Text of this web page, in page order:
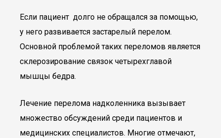
Если пациент долго не обращался за помощью,
у него развивается застарелый перелом.
Основной проблемой таких переломов является
склерозирование связок четырехглавой
мышцы бедра.
Лечение перелома надколенника вызывает
множество обсуждений среди пациентов и
медицинских специалистов. Многие отмечают,